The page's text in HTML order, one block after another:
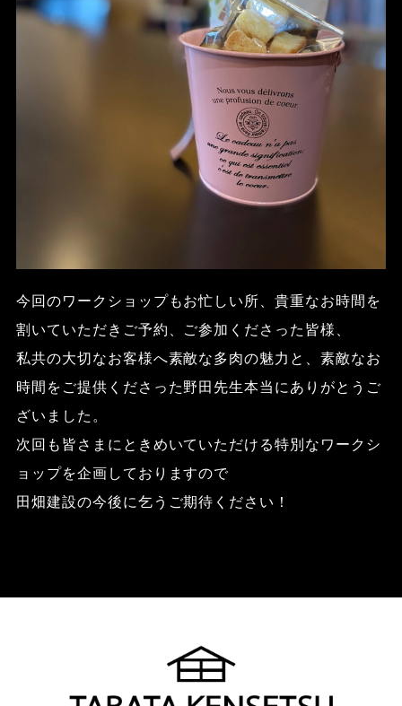
今回のワークショップもお忙しい所、貴重なお時間を
割いていただきご予約、ご参加くださった皆様、
私共の大切なお客様へ素敵な多肉の魅力と、素敵なお
時間をご提供くださった野田先生本当にありがとうご
ざいました。
次回も皆さまにときめいていただける特別なワークシ
ョップを企画しておりますので
田畑建設の今後に乞うご期待ください！